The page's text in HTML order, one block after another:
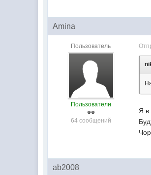
Amina
Пользователь
Пользователи
64 сообщений
Я в
ab2008